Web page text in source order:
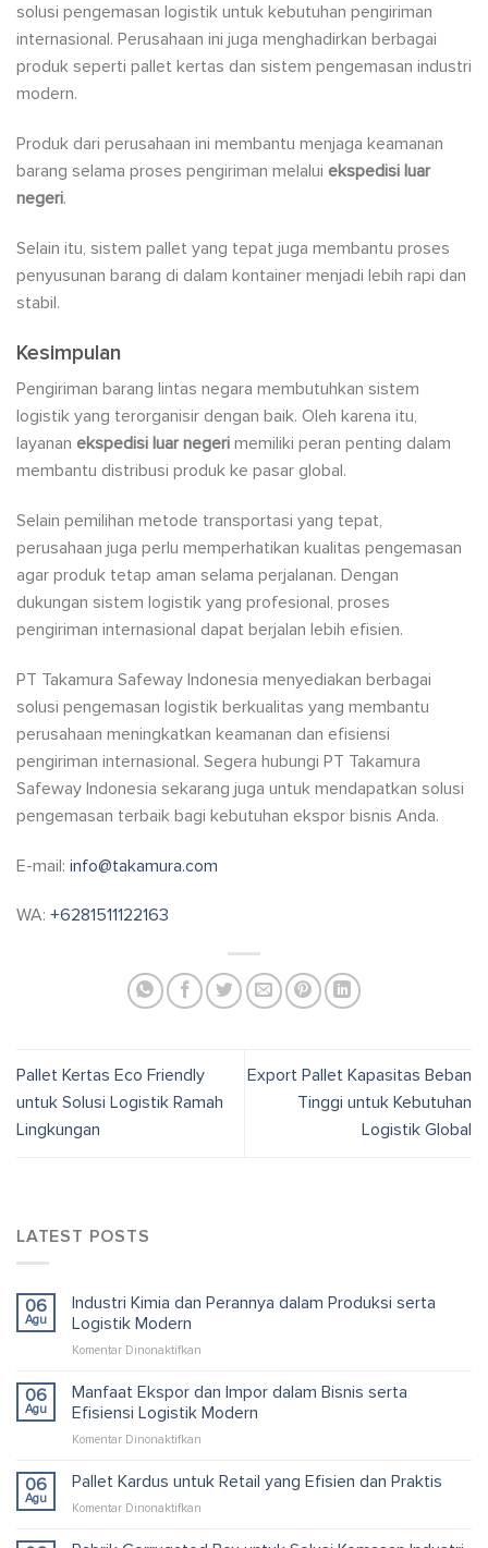
solusi pengemasan logistik untuk kebutuhan pengiriman
internasional. Perusahaan ini juga menghadirkan berbagai
produk seperti pallet kertas dan sistem pengemasan industri
modern.
Produk dari perusahaan ini membantu menjaga keamanan
barang selama proses pengiriman melalui ekspedisi luar
negeri.
Selain itu, sistem pallet yang tepat juga membantu proses
penyusunan barang di dalam kontainer menjadi lebih rapi dan
stabil.
Kesimpulan
Pengiriman barang lintas negara membutuhkan sistem
logistik yang terorganisir dengan baik. Oleh karena itu,
layanan ekspedisi luar negeri memiliki peran penting dalam
membantu distribusi produk ke pasar global.
Selain pemilihan metode transportasi yang tepat,
perusahaan juga perlu memperhatikan kualitas pengemasan
agar produk tetap aman selama perjalanan. Dengan
dukungan sistem logistik yang profesional, proses
pengiriman internasional dapat berjalan lebih efisien.
PT Takamura Safeway Indonesia menyediakan berbagai
solusi pengemasan logistik berkualitas yang membantu
perusahaan meningkatkan keamanan dan efisiensi
pengiriman internasional. Segera hubungi PT Takamura
Safeway Indonesia sekarang juga untuk mendapatkan solusi
pengemasan terbaik bagi kebutuhan ekspor bisnis Anda.
E-mail: info@takamura.com
WA: +6281511122163
Pallet Kertas Eco Friendly
untuk Solusi Logistik Ramah
Lingkungan
Export Pallet Kapasitas Beban
Tinggi untuk Kebutuhan
Logistik Global
LATEST POSTS
06
Agu
Industri Kimia dan Perannya dalam Produksi serta
Logistik Modern
Komentar Dinonaktifkan
Kimia
dan
serta
06
Agu
Manfaat Ekspor dan Impor dalam Bisnis serta
Efisiensi Logistik Modern
Komentar Dinonaktifkan
Ekspor
06
Agu
Pallet Kardus untuk Retail yang Efisien dan Praktis
Komentar Dinonaktifkan
Kardus